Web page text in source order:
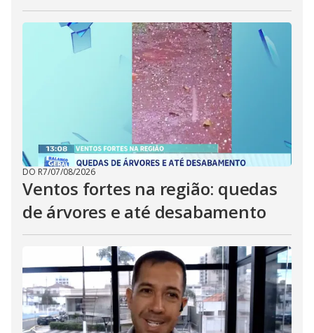
DO R7/07/08/2026
Ventos fortes na região: quedas
de árvores e até desabamento